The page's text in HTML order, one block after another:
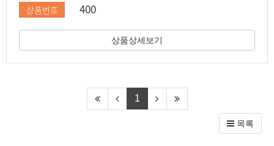
상품번호 400
상품상세보기
1
목록